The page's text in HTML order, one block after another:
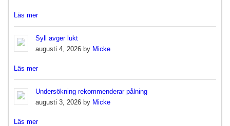
Läs mer
Syll avger lukt
augusti 4, 2026 by Micke
Läs mer
Undersökning rekommenderar pålning
augusti 3, 2026 by Micke
Läs mer